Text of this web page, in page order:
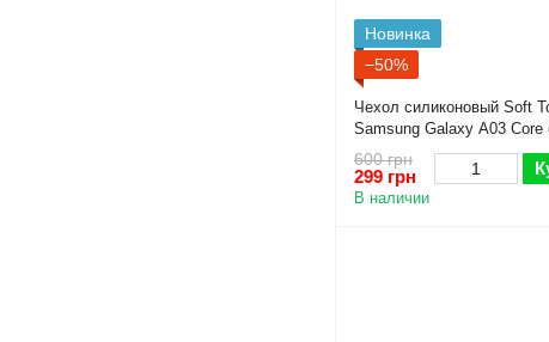
Новинка
−50%
Чехол силиконовый Soft
Samsung Galaxy A03
защита камеры)
600 грн
299 грн
В наличии